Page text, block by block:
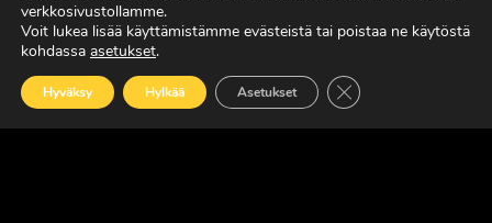
verkkosivustollamme.
Voit lukea lisää käyttämistämme evästeistä tai poistaa ne käytöstä
kohdassa asetukset.
Hyväksy Hylkää Asetukset Sulje evästebanneri